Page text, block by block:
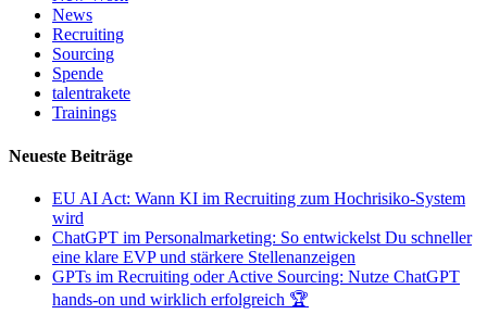
News
Recruiting
Sourcing
Spende
talentrakete
Trainings
Neueste Beiträge
EU AI Act: Wann KI im Recruiting zum Hochrisiko-System
wird
ChatGPT im Personalmarketing: So entwickelst Du schneller
eine klare EVP und stärkere Stellenanzeigen
GPTs im Recruiting oder Active Sourcing: Nutze ChatGPT
hands-on und wirklich erfolgreich 🏆